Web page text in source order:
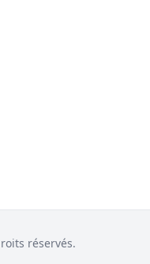
réservés.